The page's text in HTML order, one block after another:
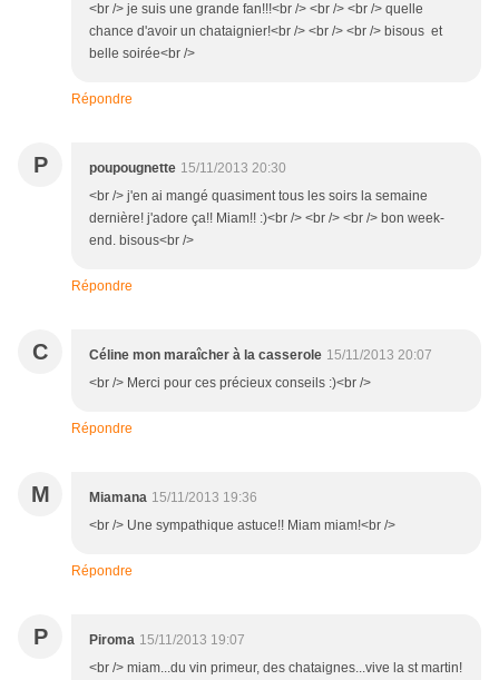
<br /> je suis une grande fan!!!<br /> <br /> <br /> quelle
chance d'avoir un chataignier!<br /> <br /> <br /> bisous et
belle soirée<br />
Répondre
P poupougnette 15/11/2013 20:30
<br /> j'en ai mangé quasiment tous les soirs la semaine
dernière! j'adore ça!! Miam!! :)<br /> <br /> <br /> bon week-
end. bisous<br />
Répondre
C Céline mon maraîcher à la casserole 15/11/2013 20:07
<br /> Merci pour ces précieux conseils :)<br />
Répondre
M Miamana 15/11/2013 19:36
<br /> Une sympathique astuce!! Miam miam!<br />
Répondre
P Piroma 15/11/2013 19:07
<br /> miam...du vin primeur, des chataignes...vive la st martin!